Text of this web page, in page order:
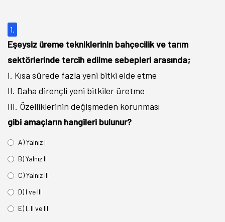
1.
Eşeysiz üreme tekniklerinin bahçecilik ve tarım
sektörlerinde tercih edilme sebepleri arasında;
I. Kısa sürede fazla yeni bitki elde etme
II. Daha dirençli yeni bitkiler üretme
III. Özelliklerinin değişmeden korunması
gibi amaçların hangileri bulunur?
A) Yalnız I
B) Yalnız II
C) Yalnız III
D) I ve III
E) I, II ve III